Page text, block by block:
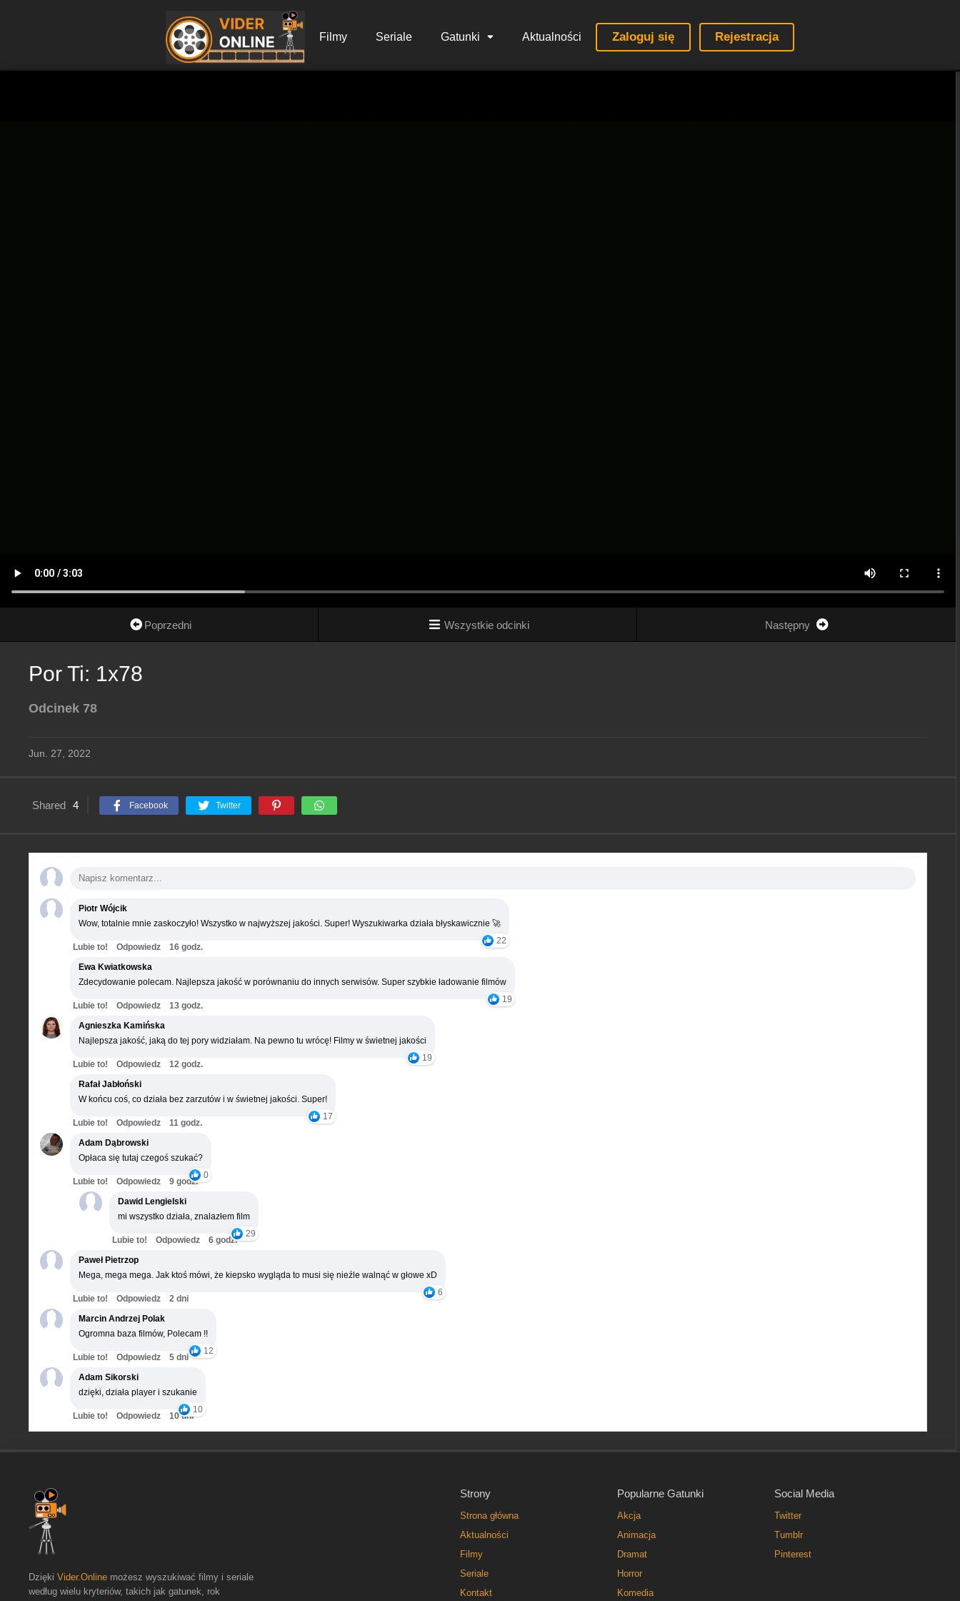
Filmy Seriale Gatunki Aktualności Zaloguj się Rejestracja
Poprzedni Wszystkie odcinki Następny
Por Ti: 1x78
Odcinek 78
Jun. 27, 2022
Shared 4 Facebook Twitter
Piotr Wójcik
Wow, totalnie mnie zaskoczyło! Wszystko w najwyższej jakości. Super! Wyszukiwarka działa błyskawicznie 🚀
22
Lubie to! Odpowiedz
16 godz.
Ewa Kwiatkowska
Zdecydowanie polecam. Najlepsza jakość w porównaniu do innych serwisów. Super szybkie ładowanie filmów
19
Lubie to! Odpowiedz
13 godz.
Agnieszka Kamińska
Najlepsza jakość, jaką do tej pory widziałam. Na pewno tu wrócę! Filmy w świetnej jakości
19
Lubie to! Odpowiedz
12 godz.
Rafał Jabłoński
W końcu coś, co działa bez zarzutów i w świetnej jakości. Super!
17
Lubie to! Odpowiedz
11 godz.
Adam Dąbrowski
Opłaca się tutaj czegoś szukać?
0
Lubie to! Odpowiedz
9 godz.
Dawid Lengielski
mi wszystko działa, znalazłem film
29
Lubie to! Odpowiedz
6 godz.
Paweł Pietrzop
Mega, mega mega. Jak ktoś mówi, że kiepsko wygląda to musi się nieźle walnąć w głowe xD
6
Lubie to! Odpowiedz
2 dni
Marcin Andrzej Polak
Ogromna baza filmów, Polecam !!
12
Lubie to! Odpowiedz
5 dni
Adam Sikorski
dzięki, działa player i szukanie
10
Lubie to! Odpowiedz 10 dni
Strony
Strona główna
Aktualności
Filmy
Seriale
Kontakt
Popularne Gatunki
Akcja
Animacja
Dramat
Horror
Komedia
Social Media
Twitter
Tumblr
Pinterest
Dzięki Vider.Online możesz wyszukiwać filmy i seriale
według wielu kryteriów, takich jak gatunek, rok